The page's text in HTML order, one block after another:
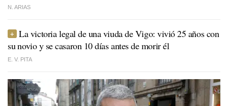
N. ARIAS
La victoria legal de una viuda de Vigo: vivió 25 años con
su novio y se casaron 10 días antes de morir él
E. V. PITA